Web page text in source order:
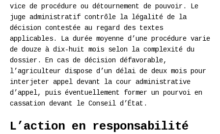
vice de procédure ou détournement de pouvoir. Le
juge administratif contrôle la légalité de la
décision contestée au regard des textes
applicables. La durée moyenne d’une procédure varie
de douze à dix-huit mois selon la complexité du
dossier. En cas de décision défavorable,
l’agriculteur dispose d’un délai de deux mois pour
interjeter appel devant la cour administrative
d’appel, puis éventuellement former un pourvoi en
cassation devant le Conseil d’État.
L’action en responsabilité